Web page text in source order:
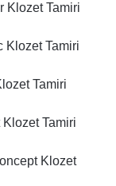
Klozet Tamiri
Klozet Tamiri
Tamiri
Tamiri
Klozet